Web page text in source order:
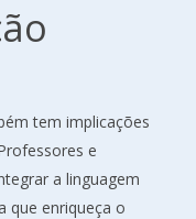
tem implicações
e
a linguagem
que enriqueça o